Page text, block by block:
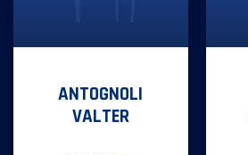
ANTOGNOLI
VALTER